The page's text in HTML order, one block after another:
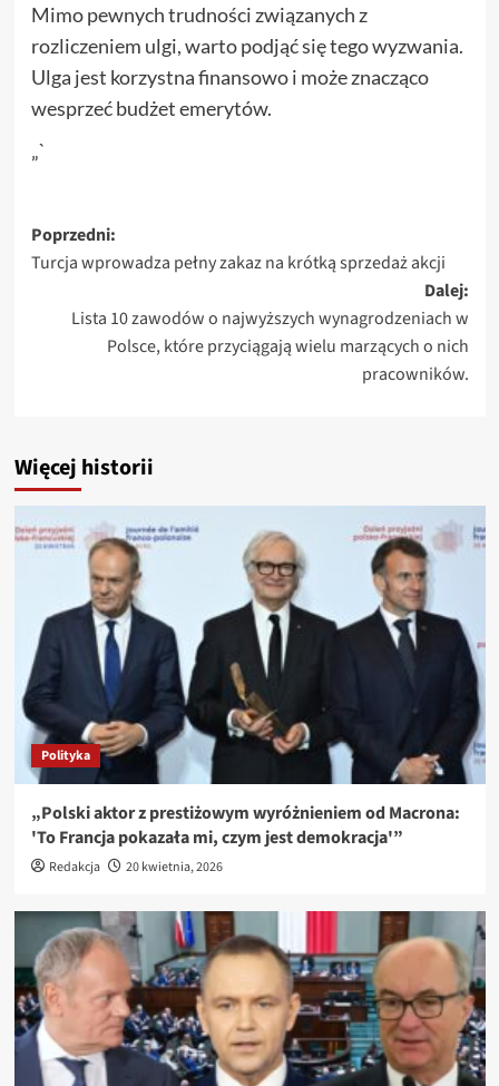
Mimo pewnych trudności związanych z
rozliczeniem ulgi, warto podjąć się tego wyzwania.
Ulga jest korzystna finansowo i może znacząco
wesprzeć budżet emerytów.
„`
Zobacz
wpisy
Poprzedni:
Turcja wprowadza pełny zakaz na krótką sprzedaż akcji
Dalej:
Lista 10 zawodów o najwyższych wynagrodzeniach w
Polsce, które przyciągają wielu marzących o nich
pracowników.
Więcej historii
Polityka
„Polski aktor z prestiżowym wyróżnieniem od Macrona:
'To Francja pokazała mi, czym jest demokracja'”
Redakcja 20 kwietnia, 2026